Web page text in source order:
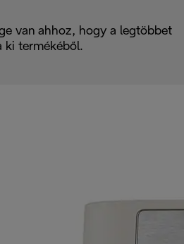
van ahhoz, hogy a legtöbbet
ki termékéből.